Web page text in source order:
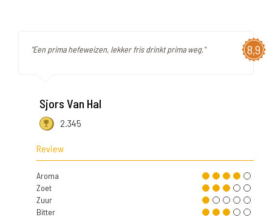
8,9
"Een prima hefeweizen, lekker fris drinkt prima weg."
Sjors Van Hal
2.345
Review
Aroma
Zoet
Zuur
Bitter